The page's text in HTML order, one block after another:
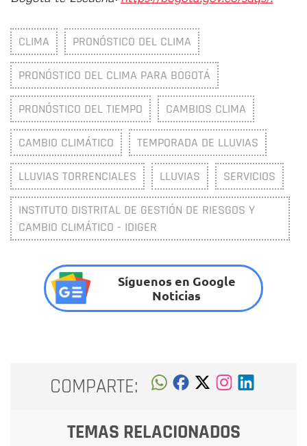
CLIMA PRONÓSTICO DEL CLIMA
PRONÓSTICO DEL CLIMA PARA BOGOTÁ
PRONÓSTICO DEL TIEMPO CAMBIOS CLIMA
CAMBIO CLIMÁTICO TEMPORADA DE LLUVIAS
LLUVIAS TORRENCIALES LLUVIAS SERVICIOS
INSTITUTO DISTRITAL DE GESTIÓN DE RIESGOS Y
CAMBIO CLIMÁTICO - IDIGER
Síguenos en Google
Noticias
COMPARTE:
TEMAS RELACIONADOS